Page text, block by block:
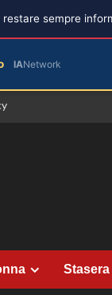
Stasera
sempre
IANetwork